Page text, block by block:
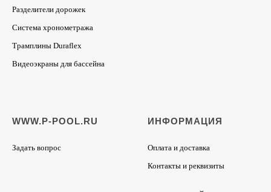
Разделители дорожек
Система хронометража
Трамплины Duraflex
Видеоэкраны для бассейна
WWW.P-POOL.RU
Задать вопрос
ИНФОРМАЦИЯ
Оплата и доставка
Контакты и реквизиты